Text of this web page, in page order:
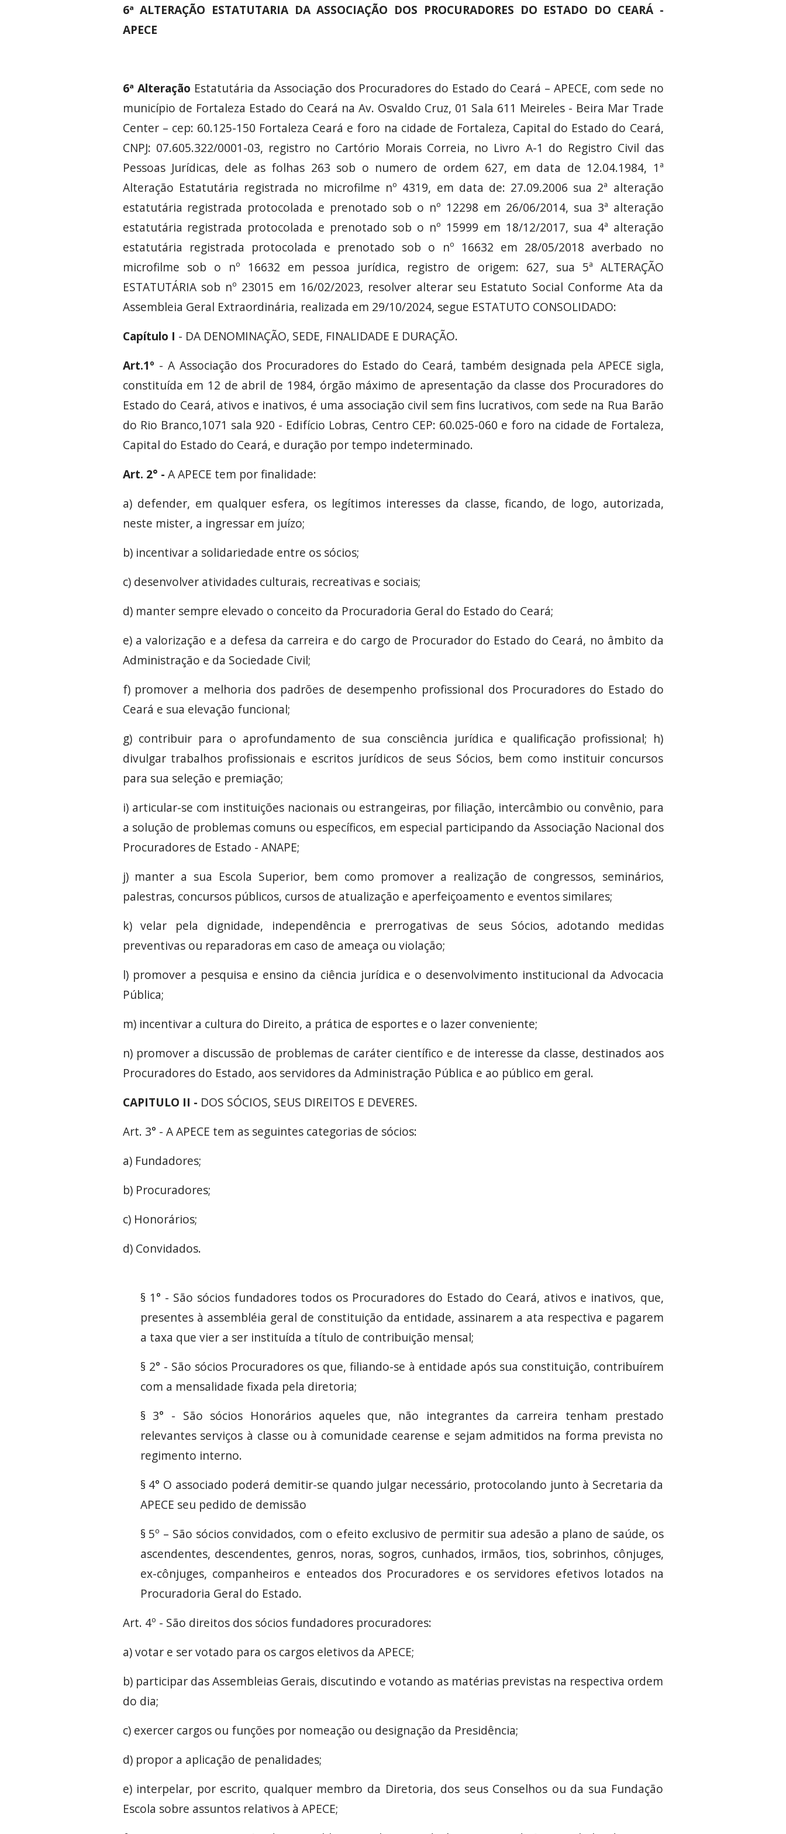
6ª ALTERAÇÃO ESTATUTARIA DA ASSOCIAÇÃO DOS PROCURADORES DO ESTADO DO CEARÁ -
APECE
6ª Alteração Estatutária da Associação dos Procuradores do Estado do Ceará – APECE, com sede no
município de Fortaleza Estado do Ceará na Av. Osvaldo Cruz, 01 Sala 611 Meireles - Beira Mar Trade
Center – cep: 60.125-150 Fortaleza Ceará e foro na cidade de Fortaleza, Capital do Estado do Ceará,
CNPJ: 07.605.322/0001-03, registro no Cartório Morais Correia, no Livro A-1 do Registro Civil das
Pessoas Jurídicas, dele as folhas 263 sob o numero de ordem 627, em data de 12.04.1984, 1ª
Alteração Estatutária registrada no microfilme nº 4319, em data de: 27.09.2006 sua 2ª alteração
estatutária registrada protocolada e prenotado sob o nº 12298 em 26/06/2014, sua 3ª alteração
estatutária registrada protocolada e prenotado sob o nº 15999 em 18/12/2017, sua 4ª alteração
estatutária registrada protocolada e prenotado sob o nº 16632 em 28/05/2018 averbado no
microfilme sob o nº 16632 em pessoa jurídica, registro de origem: 627, sua 5ª ALTERAÇÃO
ESTATUTÁRIA sob nº 23015 em 16/02/2023, resolver alterar seu Estatuto Social Conforme Ata da
Assembleia Geral Extraordinária, realizada em 29/10/2024, segue ESTATUTO CONSOLIDADO:
Capítulo I - DA DENOMINAÇÃO, SEDE, FINALIDADE E DURAÇÃO.
Art.1º - A Associação dos Procuradores do Estado do Ceará, também designada pela APECE sigla,
constituída em 12 de abril de 1984, órgão máximo de apresentação da classe dos Procuradores do
Estado do Ceará, ativos e inativos, é uma associação civil sem fins lucrativos, com sede na Rua Barão
do Rio Branco,1071 sala 920 - Edifício Lobras, Centro CEP: 60.025-060 e foro na cidade de Fortaleza,
Capital do Estado do Ceará, e duração por tempo indeterminado.
Art. 2° - A APECE tem por finalidade:
a) defender, em qualquer esfera, os legítimos interesses da classe, ficando, de logo, autorizada,
neste mister, a ingressar em juízo;
b) incentivar a solidariedade entre os sócios;
c) desenvolver atividades culturais, recreativas e sociais;
d) manter sempre elevado o conceito da Procuradoria Geral do Estado do Ceará;
e) a valorização e a defesa da carreira e do cargo de Procurador do Estado do Ceará, no âmbito da
Administração e da Sociedade Civil;
f) promover a melhoria dos padrões de desempenho profissional dos Procuradores do Estado do
Ceará e sua elevação funcional;
g) contribuir para o aprofundamento de sua consciência jurídica e qualificação profissional; h)
divulgar trabalhos profissionais e escritos jurídicos de seus Sócios, bem como instituir concursos
para sua seleção e premiação;
i) articular-se com instituições nacionais ou estrangeiras, por filiação, intercâmbio ou convênio, para
a solução de problemas comuns ou específicos, em especial participando da Associação Nacional dos
Procuradores de Estado - ANAPE;
j) manter a sua Escola Superior, bem como promover a realização de congressos, seminários,
palestras, concursos públicos, cursos de atualização e aperfeiçoamento e eventos similares;
k) velar pela dignidade, independência e prerrogativas de seus Sócios, adotando medidas
preventivas ou reparadoras em caso de ameaça ou violação;
l) promover a pesquisa e ensino da ciência jurídica e o desenvolvimento institucional da Advocacia
Pública;
m) incentivar a cultura do Direito, a prática de esportes e o lazer conveniente;
n) promover a discussão de problemas de caráter científico e de interesse da classe, destinados aos
Procuradores do Estado, aos servidores da Administração Pública e ao público em geral.
CAPITULO II - DOS SÓCIOS, SEUS DIREITOS E DEVERES.
Art. 3° - A APECE tem as seguintes categorias de sócios:
a) Fundadores;
b) Procuradores;
c) Honorários;
d) Convidados.
§ 1° - São sócios fundadores todos os Procuradores do Estado do Ceará, ativos e inativos, que,
presentes à assembléia geral de constituição da entidade, assinarem a ata respectiva e pagarem
a taxa que vier a ser instituída a título de contribuição mensal;
§ 2° - São sócios Procuradores os que, filiando-se à entidade após sua constituição, contribuírem
com a mensalidade fixada pela diretoria;
§ 3° - São sócios Honorários aqueles que, não integrantes da carreira tenham prestado
relevantes serviços à classe ou à comunidade cearense e sejam admitidos na forma prevista no
regimento interno.
§ 4° O associado poderá demitir-se quando julgar necessário, protocolando junto à Secretaria da
APECE seu pedido de demissão
§ 5º – São sócios convidados, com o efeito exclusivo de permitir sua adesão a plano de saúde, os
ascendentes, descendentes, genros, noras, sogros, cunhados, irmãos, tios, sobrinhos, cônjuges,
ex-cônjuges, companheiros e enteados dos Procuradores e os servidores efetivos lotados na
Procuradoria Geral do Estado.
Art. 4º - São direitos dos sócios fundadores procuradores:
a) votar e ser votado para os cargos eletivos da APECE;
b) participar das Assembleias Gerais, discutindo e votando as matérias previstas na respectiva ordem
do dia;
c) exercer cargos ou funções por nomeação ou designação da Presidência;
d) propor a aplicação de penalidades;
e) interpelar, por escrito, qualquer membro da Diretoria, dos seus Conselhos ou da sua Fundação
Escola sobre assuntos relativos à APECE;